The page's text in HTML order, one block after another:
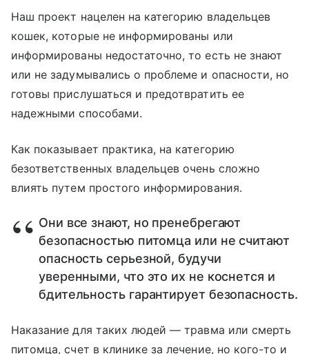
Наш проект нацелен на категорию владельцев
кошек, которые не информированы или
информированы недостаточно, то есть не знают
или не задумывались о проблеме и опасности, но
готовы прислушаться и предотвратить ее
надежными способами.
Как показывает практика, на категорию
безответственных владельцев очень сложно
влиять путем простого информирования.
Они все знают, но пренебрегают
безопасностью питомца или не считают
опасность серьезной, будучи
уверенными, что это их не коснется и
бдительность гарантирует безопасность.
Наказание для таких людей — травма или смерть
питомца, счет в клинике за лечение, но кого-то и